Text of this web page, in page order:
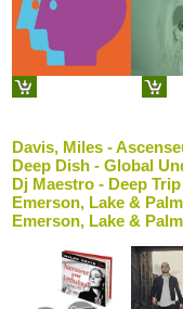
Davis, Miles -
Deep Dish - Global
Dj Maestro - Deep Trip
Emerson, Lake &
Emerson, Lake &